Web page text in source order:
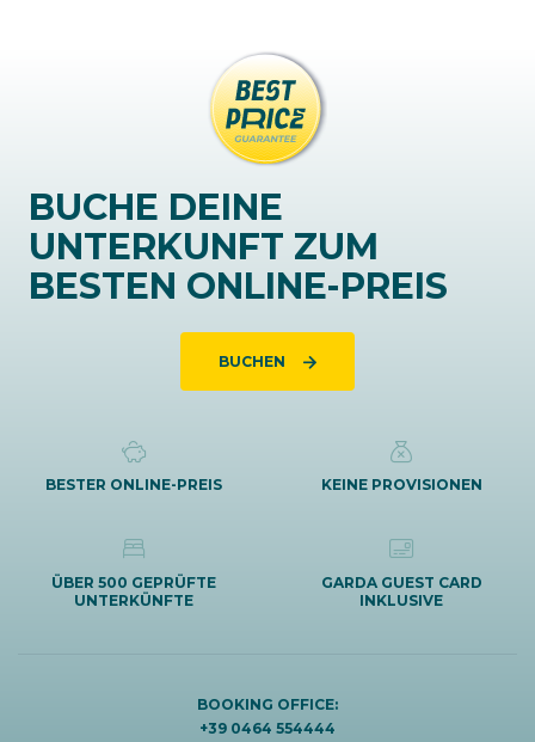
BUCHE DEINE
UNTERKUNFT ZUM
BESTEN ONLINE-PREIS
BUCHEN
BESTER ONLINE-PREIS KEINE PROVISIONEN
ÜBER 500 GEPRÜFTE
UNTERKÜNFTE
GARDA GUEST CARD
INKLUSIVE
BOOKING OFFICE:
+39 0464 554444